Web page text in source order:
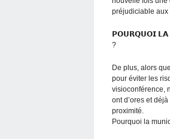
préjudiciable aux
𝗣𝗢𝗨𝗥𝗤𝗨𝗢𝗜 𝗟𝗔
?
De plus, alors
pour éviter les
visioconférence,
ont d’ores et
proximité.
Pourquoi la